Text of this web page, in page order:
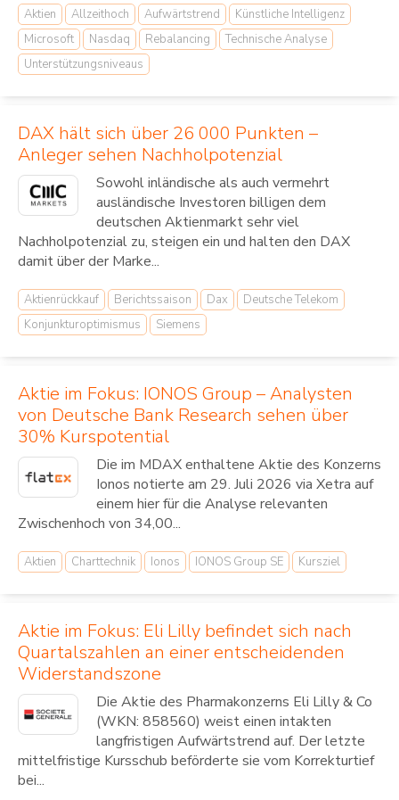
Aktien Allzeithoch Aufwärtstrend
Künstliche Intelligenz
Microsoft
Nasdaq Rebalancing
Technische Analyse
Unterstützungsniveaus
DAX hält sich über 26 000 Punkten –
Anleger sehen Nachholpotenzial
Sowohl inländische als auch vermehrt
ausländische Investoren billigen dem
deutschen Aktienmarkt sehr viel
Nachholpotenzial zu, steigen ein und halten den DAX
damit über der Marke...
Aktienrückkauf Berichtssaison Dax
Deutsche Telekom
Konjunkturoptimismus
Siemens
Aktie im Fokus: IONOS Group – Analysten
von Deutsche Bank Research sehen über
30% Kurspotential
Die im MDAX enthaltene Aktie des Konzerns
Ionos notierte am 29. Juli 2026 via Xetra auf
einem hier für die Analyse relevanten
Zwischenhoch von 34,00...
Aktien Charttechnik Ionos IONOS Group SE Kursziel
Aktie im Fokus: Eli Lilly befindet sich nach
Quartalszahlen an einer entscheidenden
Widerstandszone
Die Aktie des Pharmakonzerns Eli Lilly & Co
(WKN: 858560) weist einen intakten
langfristigen Aufwärtstrend auf. Der letzte
mittelfristige Kursschub beförderte sie vom Korrekturtief
bei...